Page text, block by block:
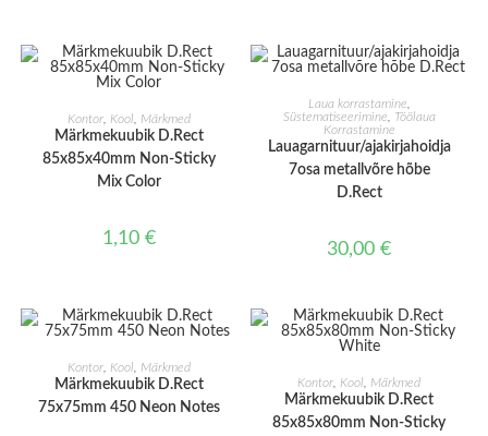
LISA KORVI
Kontor, Kool Märkmed
Märkmekuubik D.Rect
85x85x40mm Non-Sticky
Mix Color
1,10 €
LISA KORVI
Laua korrastamine
Süstematiseerimine
Töölaua
Korrastamine
Lauagarnituur/ajakirjahoidja
7osa metallvõre hõbe
D.Rect
30,00€
LISA KORVI
Kontor, Kool Märkmed
Märkmekuubik D.Rect
75x75mm 450 Neon Notes
LISA KORVI
Kontor Kool Märkmed
Märkmekuubik D.Rect
85x85x80mm Non-Sticky